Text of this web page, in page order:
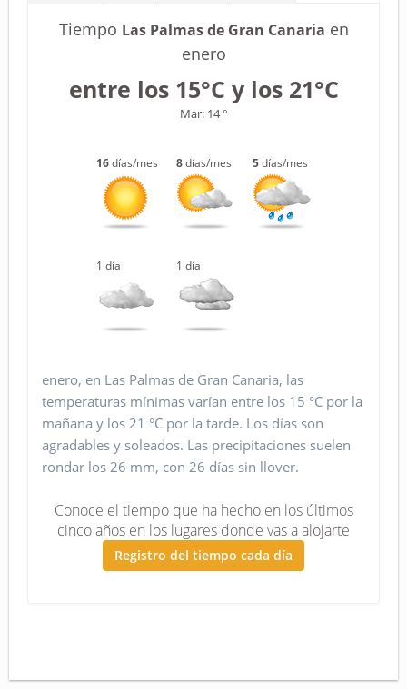
Tiempo Las Palmas de Gran Canaria en
enero
entre los 15°C y los 21°C
Mar: 14 °
16días/mes 8días/mes 5días/mes
1 día 1 día
enero, en Las Palmas de Gran Canaria, las
temperaturas mínimas varían entre los 15 °C por la
mañana y los 21 °C por la tarde. Los días son
agradables y soleados. Las precipitaciones suelen
rondar los 26 mm, con 26 días sin llover.
Conoce el tiempo que ha hecho en los últimos
cinco años en los lugares donde vas a alojarte
Registro del tiempo cada día